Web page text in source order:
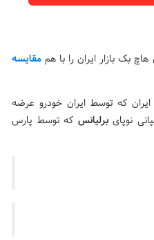
بک بازار ایران را با هم مقایسه
که توسط ایران خودرو عرضه
نوپایبرلیانس که توسط پارس